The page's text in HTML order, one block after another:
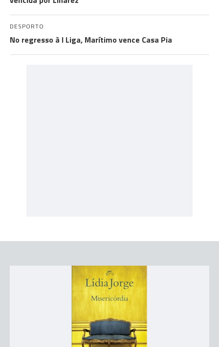
DESPORTO
No regresso à I Liga, Marítimo vence Casa Pia